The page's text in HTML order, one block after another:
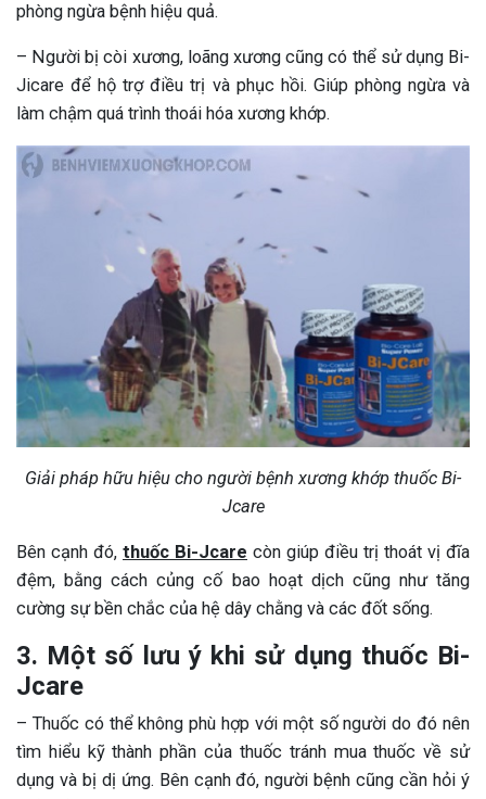
phòng ngừa bệnh hiệu quả.
– Người bị còi xương, loãng xương cũng có thể sử dụng Bi-
Jicare để hộ trợ điều trị và phục hồi. Giúp phòng ngừa và
làm chậm quá trình thoái hóa xương khớp.
Giải pháp hữu hiệu cho người bệnh xương khớp thuốc Bi-
Jcare
Bên cạnh đó, thuốc Bi-Jcare còn giúp điều trị thoát vị đĩa
đệm, bằng cách củng cố bao hoạt dịch cũng như tăng
cường sự bền chắc của hệ dây chằng và các đốt sống.
3. Một số lưu ý khi sử dụng thuốc Bi-
Jcare
– Thuốc có thể không phù hợp với một số người do đó nên
tìm hiểu kỹ thành phần của thuốc tránh mua thuốc về sử
dụng và bị dị ứng. Bên cạnh đó, người bệnh cũng cần hỏi ý